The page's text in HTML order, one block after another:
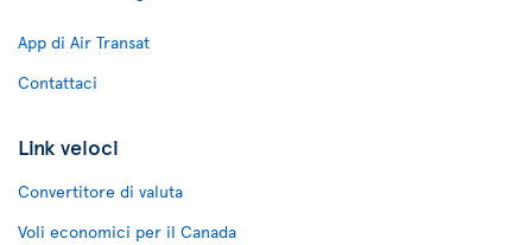
App di Air Transat
Contattaci
Link veloci
Convertitore di valuta
Voli economici per il Canada